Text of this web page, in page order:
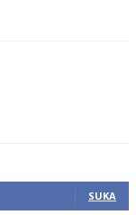
SUKA